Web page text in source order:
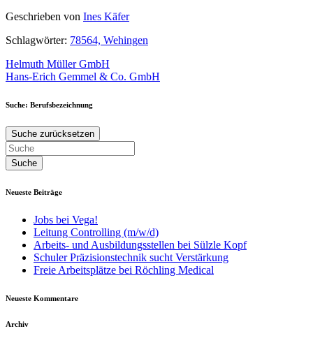
Geschrieben von Ines Käfer
Schlagwörter: 78564, Wehingen
Beitragsnavigation
Helmuth Müller GmbH
Hans-Erich Gemmel & Co. GmbH
Suche: Berufsbezeichnung
Suche zurücksetzen
Neueste Beiträge
Jobs bei Vega!
Leitung Controlling (m/w/d)
Arbeits- und Ausbildungsstellen bei Sülzle Kopf
Schuler Präzisionstechnik sucht Verstärkung
Freie Arbeitsplätze bei Röchling Medical
Neueste Kommentare
Archiv